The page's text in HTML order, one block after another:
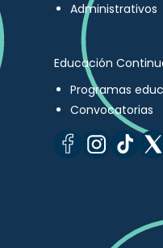
Administrativos
Educación
Programas
Convocatorias